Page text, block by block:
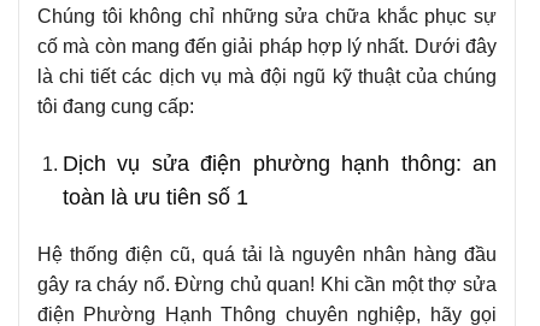
Chúng tôi không chỉ những sửa chữa khắc phục sự
cố mà còn mang đến giải pháp hợp lý nhất. Dưới đây
là chi tiết các dịch vụ mà đội ngũ kỹ thuật của chúng
tôi đang cung cấp:
Dịch vụ sửa điện phường hạnh thông: an
toàn là ưu tiên số 1
Hệ thống điện cũ, quá tải là nguyên nhân hàng đầu
gây ra cháy nổ. Đừng chủ quan! Khi cần một thợ sửa
điện Phường Hạnh Thông chuyên nghiệp, hãy gọi